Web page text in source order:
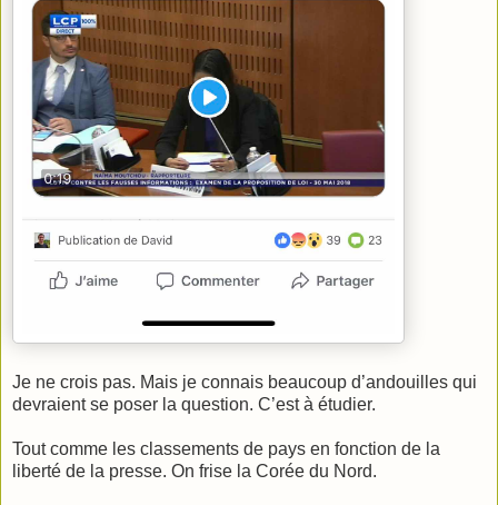
Je ne crois pas. Mais je connais beaucoup d’andouilles qui
devraient se poser la question. C’est à étudier.
Tout comme les classements de pays en fonction de la
liberté de la presse. On frise la Corée du Nord.